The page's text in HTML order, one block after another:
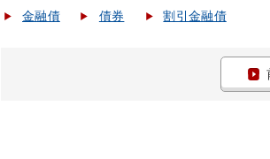
金融債 債券 割引金融債